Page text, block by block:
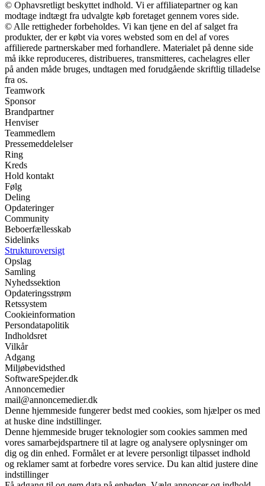
© Ophavsretligt beskyttet indhold. Vi er affiliatepartner og kan
modtage indtægt fra udvalgte køb foretaget gennem vores side.
© Alle rettigheder forbeholdes. Vi kan tjene en del af salget fra
produkter, der er købt via vores websted som en del af vores
affilierede partnerskaber med forhandlere. Materialet på denne side
må ikke reproduceres, distribueres, transmitteres, cachelagres eller
på anden måde bruges, undtagen med forudgående skriftlig tilladelse
fra os.
Teamwork
Sponsor
Brandpartner
Henviser
Teammedlem
Pressemeddelelser
Ring
Kreds
Hold kontakt
Følg
Deling
Opdateringer
Community
Beboerfællesskab
Sidelinks
Strukturoversigt
Opslag
Samling
Nyhedssektion
Opdateringsstrøm
Retssystem
Cookieinformation
Persondatapolitik
Indholdsret
Vilkår
Adgang
Miljøbevidsthed
SoftwareSpejder.dk
Annoncemedier
mail@annoncemedier.dk
Denne hjemmeside fungerer bedst med cookies, som hjælper os med
at huske dine indstillinger.
Denne hjemmeside bruger teknologier som cookies sammen med
vores samarbejdspartnere til at lagre og analysere oplysninger om
dig og din enhed. Formålet er at levere personligt tilpasset indhold
og reklamer samt at forbedre vores service. Du kan altid justere dine
indstillinger